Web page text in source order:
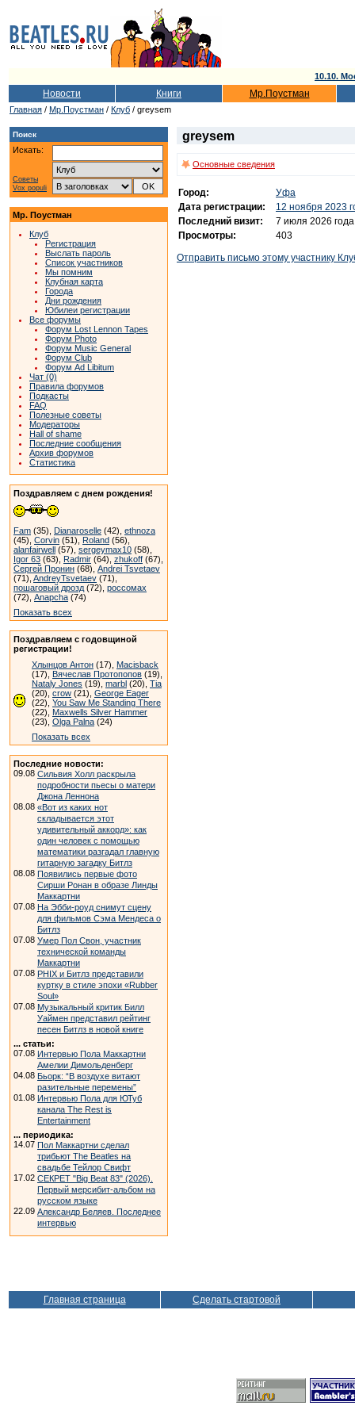
10.10.
Новости Книги Мр.Поустман
Главная / Мр.Поустман / Клуб / greysem
Поиск
Искать:
Советы
Vox populi
Мр. Поустман
Клуб
Регистрация
Выслать пароль
Список участников
Мы помним
Клубная карта
Города
Дни рождения
Юбилеи регистрации
Все форумы
Форум Lost Lennon Tapes
Форум Photo
Форум Music General
Форум Club
Форум Ad Libitum
Чат (0)
Правила форумов
Подкасты
FAQ
Полезные советы
Модераторы
Hall of shame
Последние сообщения
Архив форумов
Статистика
Поздравляем с днем рождения!
Fam (35), Dianaroselle (42), ethnoza
(45), Corvin (51), Roland (56),
alanfairwell (57), sergeymax10 (58),
Igor 63 (63), Radmir (64), zhukoff (67),
Сергей Пронин (68), Andrei Tsvetaev
(71), AndreyTsvetaev (71),
пошаговый дрозд (72), россомах
(72), Anapcha (74)
Показать всех
Поздравляем с годовщиной
регистрации!
Хлынцов Антон (17), Macisback
(17), Вячеслав Протопопов (19),
Nataly Jones (19), marbl (20), Tia
(20), crow (21), George Eager
(22), You Saw Me Standing There
(22), Maxwells Silver Hammer
(23), Olga Palna (24)
Показать всех
Последние новости:
09.08 Сильвия Холл раскрыла
подробности пьесы о матери
Джона Леннона
08.08 «Вот из каких нот
складывается этот
удивительный аккорд»: как
один человек с помощью
математики разгадал главную
гитарную загадку Битлз
08.08 Появились первые фото
Сирши Ронан в образе Линды
Маккартни
07.08 На Эбби-роуд снимут сцену
для фильмов Сэма Мендеса о
Битлз
07.08 Умер Пол Свон, участник
технической команды
Маккартни
07.08 PHIX и Битлз представили
куртку в стиле эпохи «Rubber
Soul»
07.08 Музыкальный критик Билл
Уаймен представил рейтинг
песен Битлз в новой книге
... статьи:
07.08 Интервью Пола Маккартни
Амелии Димольденберг
04.08 Бьорк: “В воздухе витают
разительные перемены”
01.08 Интервью Пола для ЮТуб
канала The Rest is
Entertainment
... периодика:
14.07 Пол Маккартни сделал
трибьют The Beatles на
свадьбе Тейлор Свифт
17.02 СЕКРЕТ "Big Beat 83" (2026).
Первый мерсибит-альбом на
русском языке
22.09 Александр Беляев. Последнее
интервью
greysem
Основные сведения
Город:
Уфа
Дата регистрации:
12 ноября 2023
Последний визит:
7 июля 2026 года
Просмотры:
403
Отправить письмо этому участнику
Главная страница Сделать стартовой